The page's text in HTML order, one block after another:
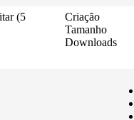
(5
Criação
Tamanho
Downloads